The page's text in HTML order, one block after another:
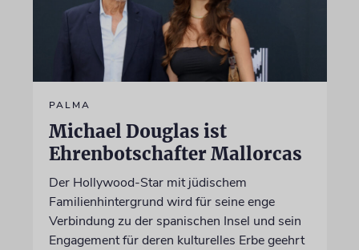
PALMA
Michael Douglas ist
Ehrenbotschafter Mallorcas
Der Hollywood-Star mit jüdischem
Familienhintergrund wird für seine enge
Verbindung zu der spanischen Insel und sein
Engagement für deren kulturelles Erbe geehrt